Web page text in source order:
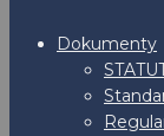
Dokumenty